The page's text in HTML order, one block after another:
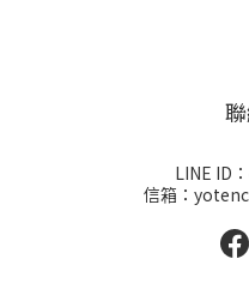
LINE ID
信箱：